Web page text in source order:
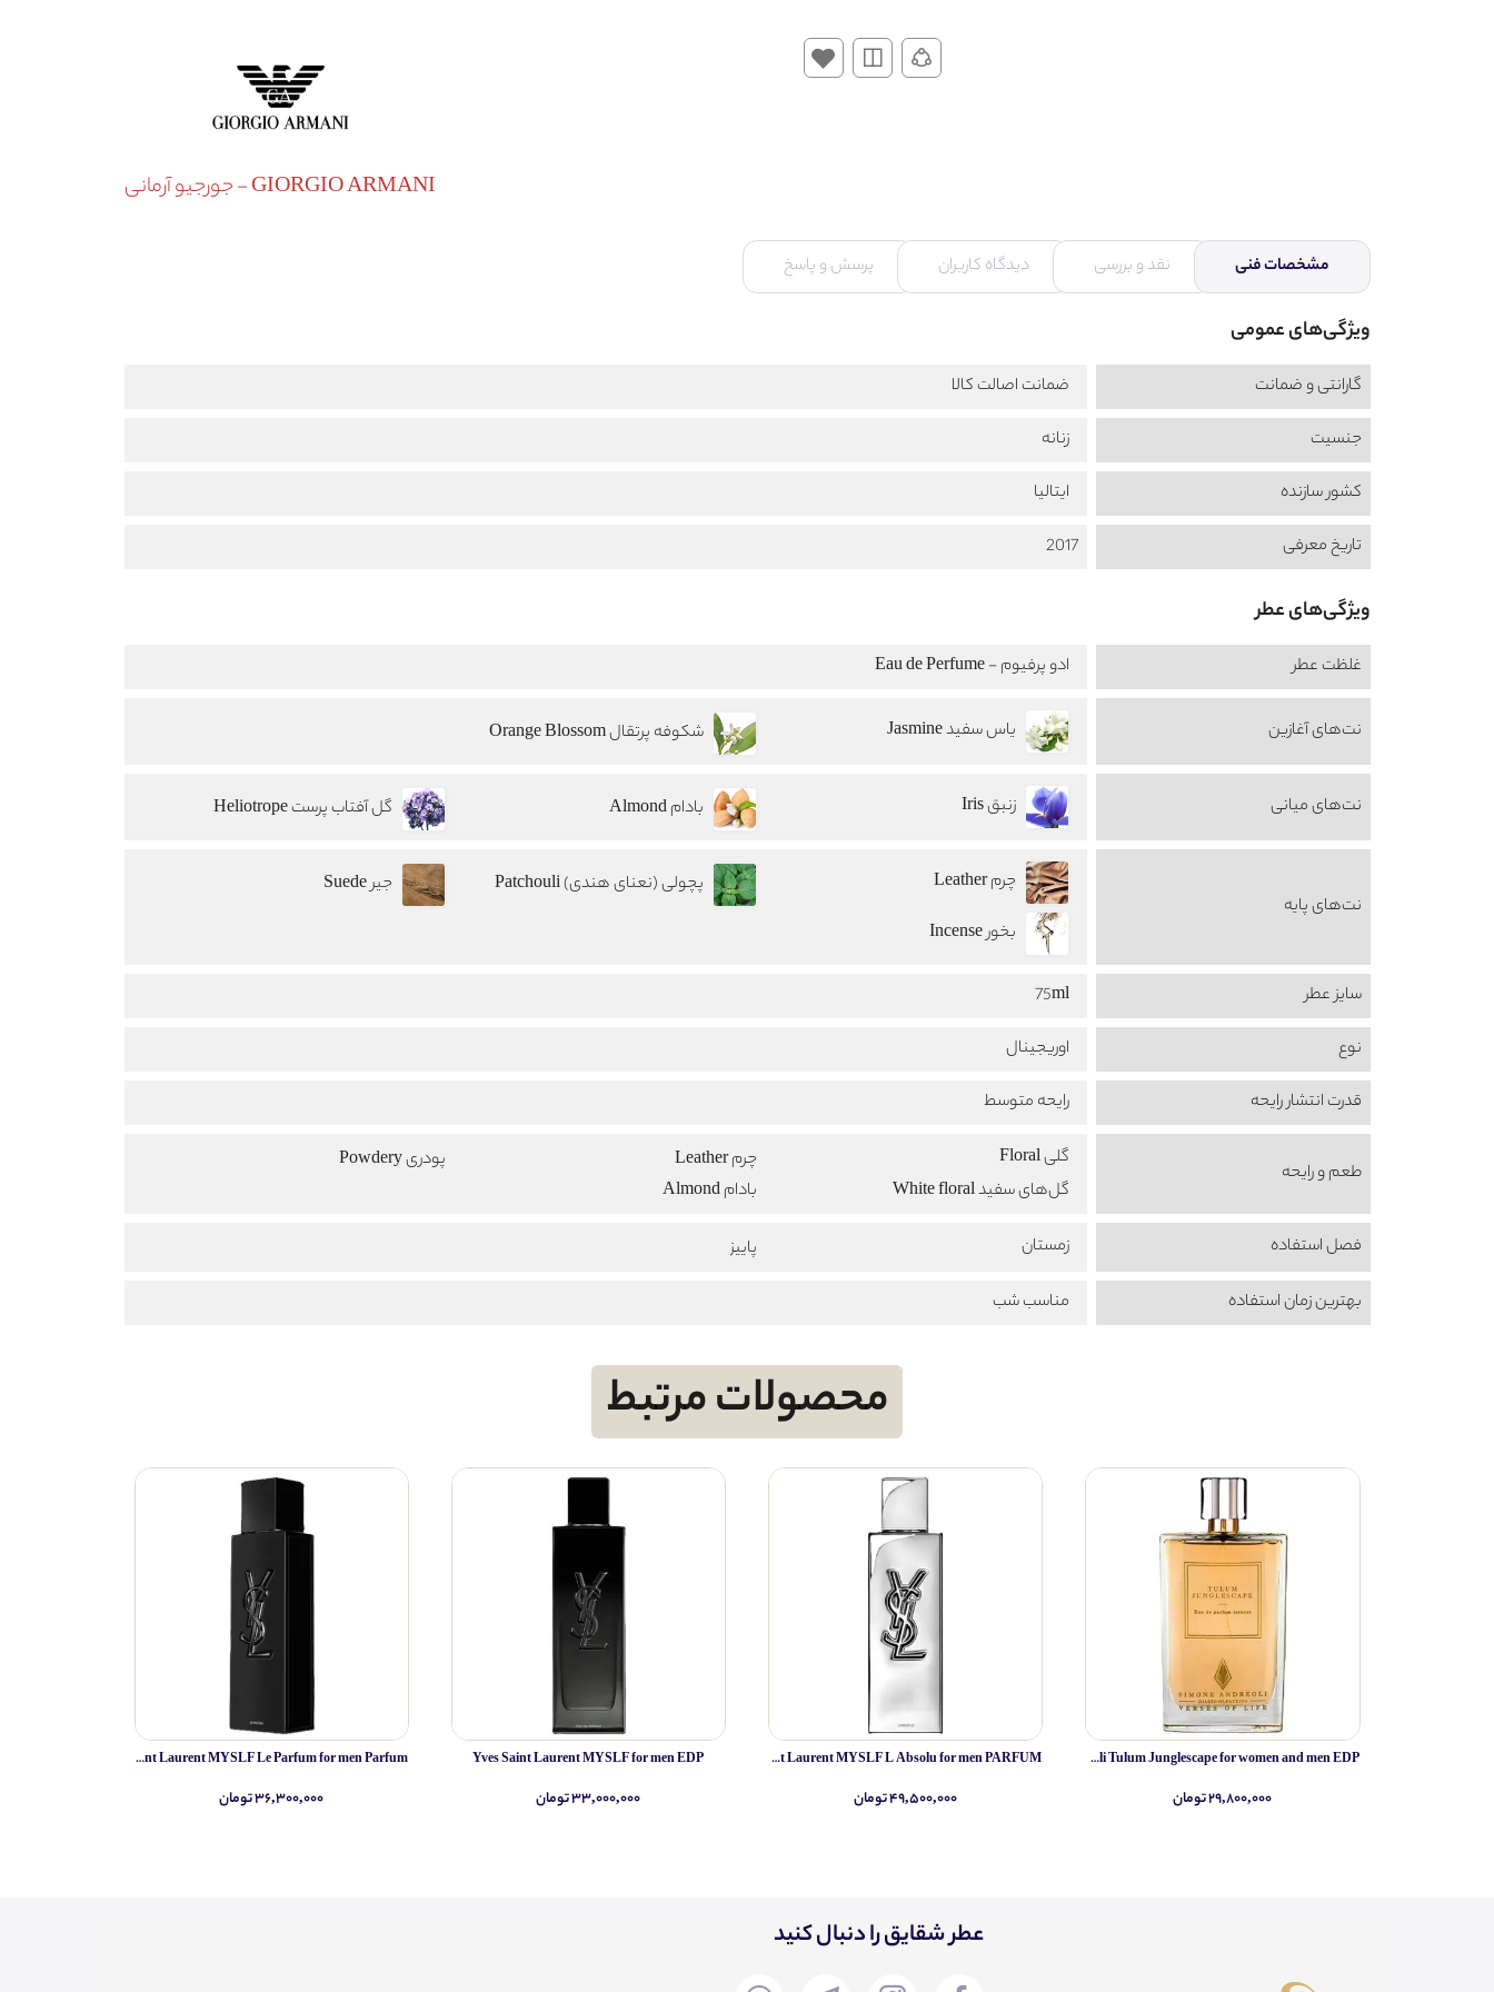
GIORGIO ARMANI - جورجیو آرمانی
مشخصات فنی نقد و بررسی دیدگاه کاربران پرسش و پاسخ
ویژگی‌های عمومی
گارانتی و ضمانت
ضمانت اصالت کالا
جنسیت
زنانه
کشور سازنده
ایتالیا
تاریخ معرفی
2017
ویژگی‌های عطر
غلظت عطر ادو پرفیوم - Eau de Perfume
نت‌های آغازین یاس سفید Jasmine شکوفه پرتقال Orange Blossom
نت‌های میانی زنبق Iris بادام Almond گل آفتاب پرست Heliotrope
نت‌های پایه
چرم Leather پچولی (نعنای هندی) Patchouli
جیر Suede
بخور Incense
سایز عطر
75ml
نوع
اوریجینال
قدرت انتشار رایحه
رایحه متوسط
طعم‌ و رایحه
گلی Floral چرم Leather
پودری Powdery
گل‌های سفید White floral
بادام Almond
فصل استفاده زمستان
پاییز
بهترین زمان استفاده
مناسب شب
محصولات مرتبط
Simone Andreoli Tulum Junglescape for women and men EDP
۲۹,۸۰۰,۰۰۰ تومان
Yves Saint Laurent MYSLF L Absolu for men PARFUM
۴۹,۵۰۰,۰۰۰ تومان
Yves Saint Laurent MYSLF for men EDP
۳۳,۰۰۰,۰۰۰ تومان
Yves Saint Laurent MYSLF Le Parfum for men Parfum
۳۶,۳۰۰,۰۰۰ تومان
عطر شقایق را دنبال کنید